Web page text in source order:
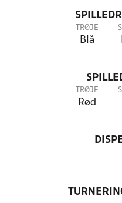
TRØJE
Blå
TRØJE
Rød